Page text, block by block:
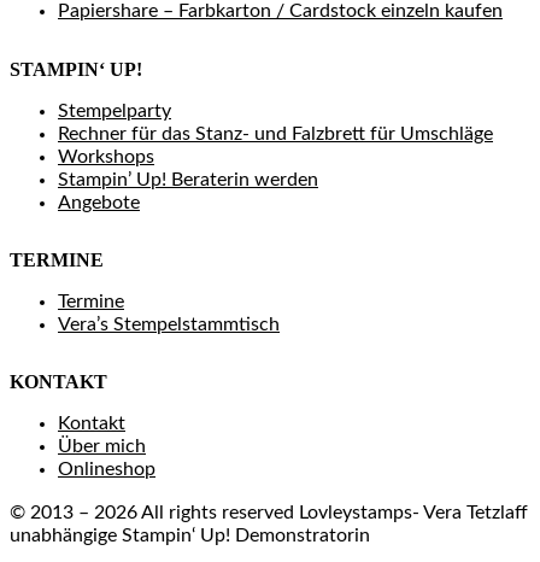
Papiershare – Farbkarton / Cardstock einzeln kaufen
STAMPIN‘ UP!
Stempelparty
Rechner für das Stanz- und Falzbrett für Umschläge
Workshops
Stampin’ Up! Beraterin werden
Angebote
TERMINE
Termine
Vera’s Stempelstammtisch
KONTAKT
Kontakt
Über mich
Onlineshop
© 2013 – 2026 All rights reserved Lovleystamps- Vera Tetzlaff
unabhängige Stampin‘ Up! Demonstratorin